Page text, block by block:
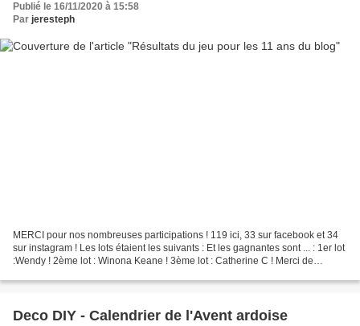
Publié le 16/11/2020 à 15:58
Par jeresteph
MERCI pour nos nombreuses participations ! 119 ici, 33 sur facebook et 34
sur instagram ! Les lots étaient les suivants : Et les gagnantes sont ... : 1er lot
:Wendy ! 2ème lot : Winona Keane ! 3ème lot : Catherine C ! Merci de
Deco DIY - Calendrier de l'Avent ardoise